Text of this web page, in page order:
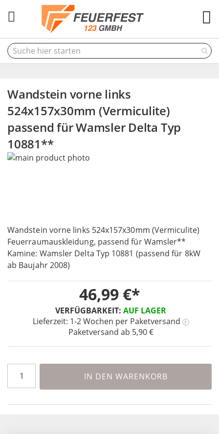
Wandstein vorne links
524x157x30mm (Vermiculite)
passend für Wamsler Delta Typ
10881**
Wandstein vorne links 524x157x30mm (Vermiculite)
Feuerraumauskleidung, passend für Wamsler**
Kamine: Wamsler Delta Typ 10881 (passend für 8kW
ab Baujahr 2008)
VERFÜGBARKEIT: AUF LAGER
Lieferzeit: 1-2 Wochen per Paketversand ?
Paketversand ab 5,90 €
46,99 €
IN DEN WARENKORB
Skip
gallery
to
the
beginning
of
images